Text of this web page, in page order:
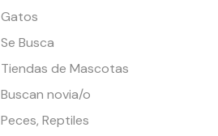
Gatos
Se Busca
Tiendas de Mascotas
Buscan novia/o
Peces, Reptiles